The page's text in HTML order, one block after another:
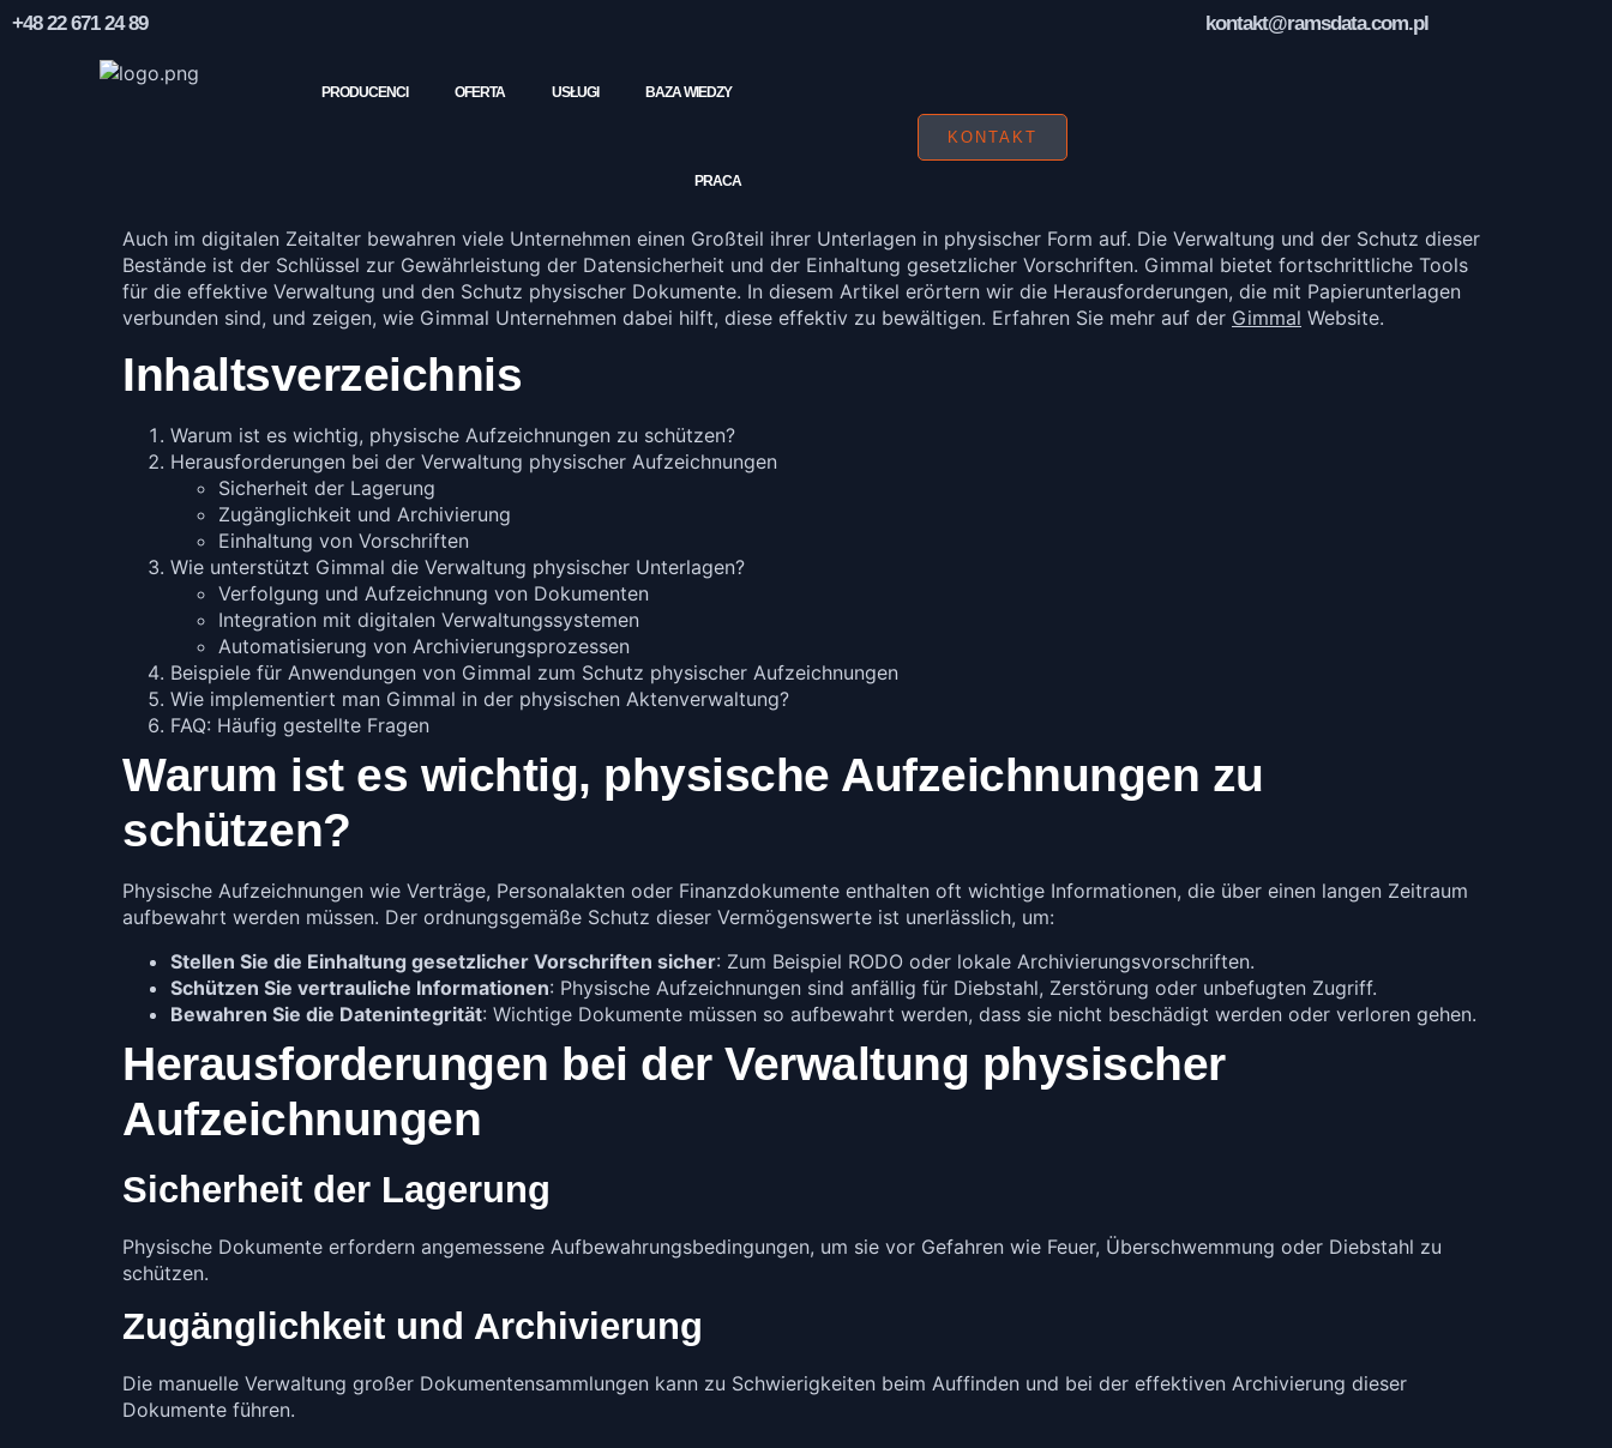
+48 22 671 24 89 kontakt@ramsdata.com.pl
KONTAKT
PRODUCENCI OFERTA USŁUGI BAZA WIEDZY
PRACA
Auch im digitalen Zeitalter bewahren viele Unternehmen einen Großteil ihrer Unterlagen in physischer Form auf. Die Verwaltung und der Schutz dieser
Bestände ist der Schlüssel zur Gewährleistung der Datensicherheit und der Einhaltung gesetzlicher Vorschriften. Gimmal bietet fortschrittliche Tools
für die effektive Verwaltung und den Schutz physischer Dokumente. In diesem Artikel erörtern wir die Herausforderungen, die mit Papierunterlagen
verbunden sind, und zeigen, wie Gimmal Unternehmen dabei hilft, diese effektiv zu bewältigen. Erfahren Sie mehr auf der Gimmal Website.
Inhaltsverzeichnis
Warum ist es wichtig, physische Aufzeichnungen zu schützen?
Herausforderungen bei der Verwaltung physischer Aufzeichnungen
Sicherheit der Lagerung
Zugänglichkeit und Archivierung
Einhaltung von Vorschriften
Wie unterstützt Gimmal die Verwaltung physischer Unterlagen?
Verfolgung und Aufzeichnung von Dokumenten
Integration mit digitalen Verwaltungssystemen
Automatisierung von Archivierungsprozessen
Beispiele für Anwendungen von Gimmal zum Schutz physischer Aufzeichnungen
Wie implementiert man Gimmal in der physischen Aktenverwaltung?
FAQ: Häufig gestellte Fragen
Warum ist es wichtig, physische Aufzeichnungen zu
schützen?
Physische Aufzeichnungen wie Verträge, Personalakten oder Finanzdokumente enthalten oft wichtige Informationen, die über einen langen Zeitraum
aufbewahrt werden müssen. Der ordnungsgemäße Schutz dieser Vermögenswerte ist unerlässlich, um:
Stellen Sie die Einhaltung gesetzlicher Vorschriften sicher: Zum Beispiel RODO oder lokale Archivierungsvorschriften.
Schützen Sie vertrauliche Informationen: Physische Aufzeichnungen sind anfällig für Diebstahl, Zerstörung oder unbefugten Zugriff.
Bewahren Sie die Datenintegrität: Wichtige Dokumente müssen so aufbewahrt werden, dass sie nicht beschädigt werden oder verloren gehen.
Herausforderungen bei der Verwaltung physischer
Aufzeichnungen
Sicherheit der Lagerung
Physische Dokumente erfordern angemessene Aufbewahrungsbedingungen, um sie vor Gefahren wie Feuer, Überschwemmung oder Diebstahl zu
schützen.
Zugänglichkeit und Archivierung
Die manuelle Verwaltung großer Dokumentensammlungen kann zu Schwierigkeiten beim Auffinden und bei der effektiven Archivierung dieser
Dokumente führen.